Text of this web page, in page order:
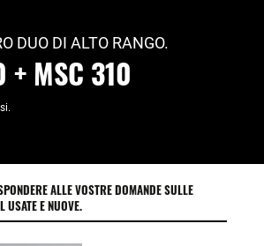
DUO DI ALTO RANGO.
+ MSC 310
ALLE VOSTRE DOMANDE SULLE
USATE E NUOVE.